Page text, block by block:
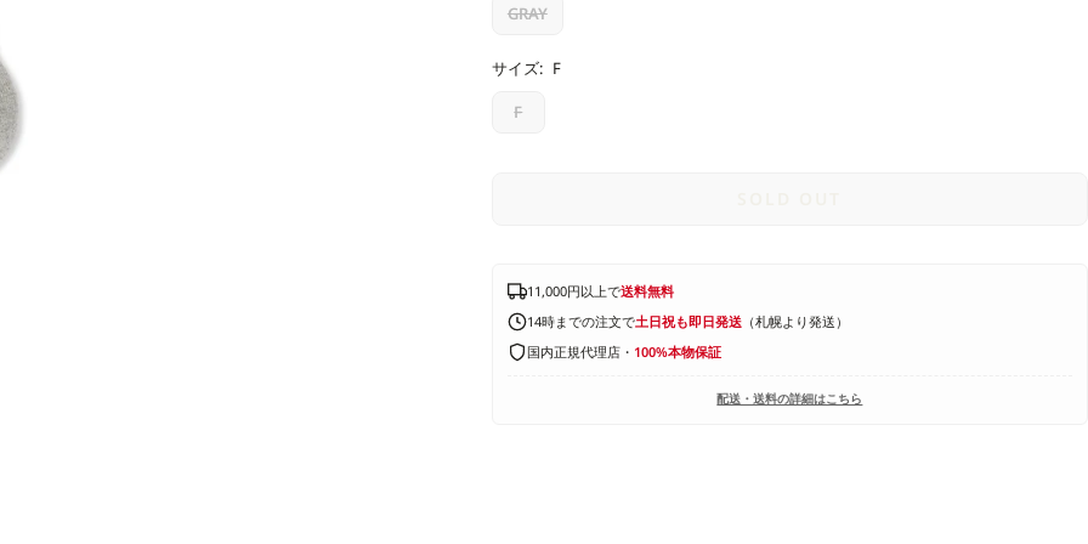
価
GRAY
サイズ: F
F
11,000円以上で送料無料
14時までの注文で土日祝も即日発送（札幌より発送）
国内正規代理店・ 100%本物保証
配送・送料の詳細はこちら